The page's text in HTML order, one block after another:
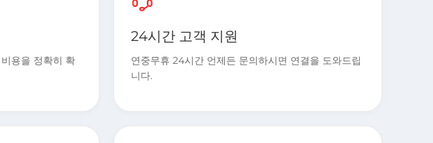
용을 정확히 확
24시간 고객 지원
연중무휴 24시간 언제든 문의하시면 연결을 도와드립
니다.